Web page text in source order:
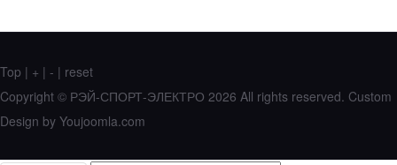
Top | + | - | reset
Copyright © РЭЙ-СПОРТ-ЭЛЕКТРО 2026 All rights reserved. Custom
Design by Youjoomla.com